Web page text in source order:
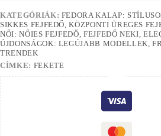
KATEGÓRIÁK: FEDORA KALAP:
SIKKES FEJFEDŐ, KÖZPONTI ÜREGES
NŐI: NŐIES FEJFEDŐ, FEJFEDŐ NEKI,
ÚJDONSÁGOK: LEGÚJABB MODELLEK,
TRENDEK
CÍMKE: FEKETE